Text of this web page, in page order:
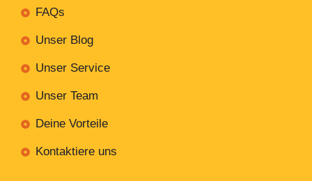
FAQs
Unser Blog
Unser Service
Unser Team
Deine Vorteile
Kontaktiere uns